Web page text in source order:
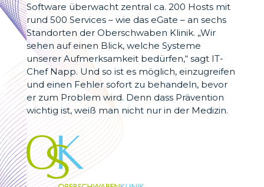
Software überwacht zentral ca. 200 Hosts mit
rund 500 Services – wie das eGate – an sechs
Standorten der Oberschwaben Klinik. „Wir
sehen auf einen Blick, welche Systeme
unserer Aufmerksamkeit bedürfen,“ sagt IT-
Chef Napp. Und so ist es möglich, einzugreifen
und einen Fehler sofort zu behandeln, bevor
er zum Problem wird. Denn dass Prävention
wichtig ist, weiß man nicht nur in der Medizin.